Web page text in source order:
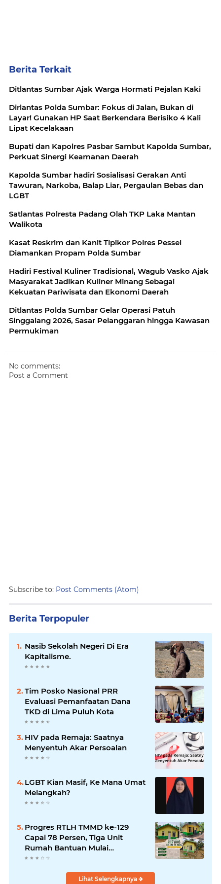
Berita Terkait
Ditlantas Sumbar Ajak Warga Hormati Pejalan Kaki
Dirlantas Polda Sumbar: Fokus di Jalan, Bukan di
Layar! Gunakan HP Saat Berkendara Berisiko 4 Kali
Lipat Kecelakaan
Bupati dan Kapolres Pasbar Sambut Kapolda Sumbar,
Perkuat Sinergi Keamanan Daerah
Kapolda Sumbar hadiri Sosialisasi Gerakan Anti
Tawuran, Narkoba, Balap Liar, Pergaulan Bebas dan
LGBT
Satlantas Polresta Padang Olah TKP Laka Mantan
Walikota
Kasat Reskrim dan Kanit Tipikor Polres Pessel
Diamankan Propam Polda Sumbar
Hadiri Festival Kuliner Tradisional, Wagub Vasko Ajak
Masyarakat Jadikan Kuliner Minang Sebagai
Kekuatan Pariwisata dan Ekonomi Daerah
Ditlantas Polda Sumbar Gelar Operasi Patuh
Singgalang 2026, Sasar Pelanggaran hingga Kawasan
Permukiman
No comments:
Post a Comment
Subscribe to: Post Comments (Atom)
Berita Terpopuler
Nasib Sekolah Negeri Di Era
Kapitalisme.
Tim Posko Nasional PRR
Evaluasi Pemanfaatan Dana
TKD di Lima Puluh Kota
HIV pada Remaja: Saatnya
Menyentuh Akar Persoalan
LGBT Kian Masif, Ke Mana Umat
Melangkah?
Progres RTLH TMMD ke-129
Capai 78 Persen, Tiga Unit
Rumah Bantuan Mulai
Rampung
Lihat Selengkapnya